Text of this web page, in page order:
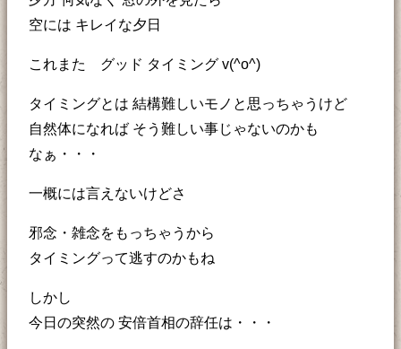
空には キレイな夕日
これまた グッド タイミング v(^o^)
タイミングとは 結構難しいモノと思っちゃうけど
自然体になれば そう難しい事じゃないのかも
なぁ・・・
一概には言えないけどさ
邪念・雑念をもっちゃうから
タイミングって逃すのかもね
しかし
今日の突然の 安倍首相の辞任は・・・